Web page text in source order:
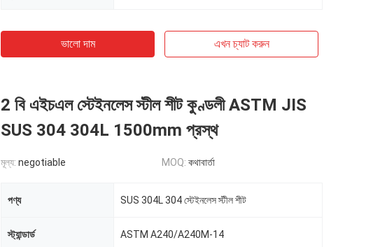
ভালো দাম এখন চ্যাট করুন
2 বি এইচএল স্টেইনলেস স্টীল শীট কুণ্ডলী ASTM JIS
SUS 304 304L 1500mm প্রস্থ
মূল্য: negotiable MOQ: কথাবার্তা
পণ্য SUS 304L 304 স্টেইনলেস স্টীল শীট
স্ট্যান্ডার্ড ASTM A240/A240M-14